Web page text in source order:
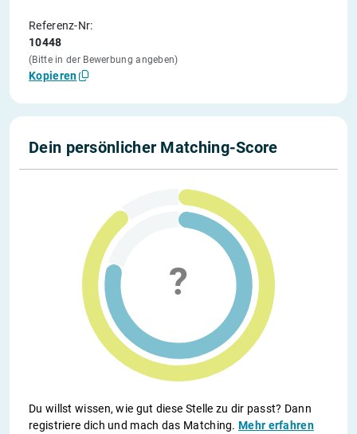
Referenz-Nr:
10448
(Bitte in der Bewerbung angeben)
Kopieren
Dein persönlicher Matching-Score
Du willst wissen, wie gut diese Stelle zu dir passt? Dann
registriere dich und mach das Matching.Mehr erfahren